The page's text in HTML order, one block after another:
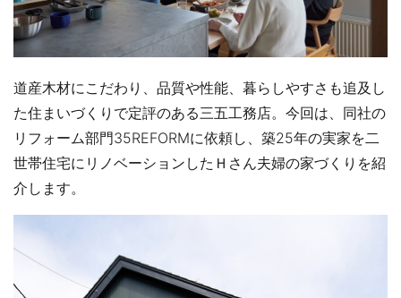
道産木材にこだわり、品質や性能、暮らしやすさも追及し
た住まいづくりで定評のある三五工務店。今回は、同社の
リフォーム部門35REFORMに依頼し、築25年の実家を二
世帯住宅にリノベーションしたＨさん夫婦の家づくりを紹
介します。